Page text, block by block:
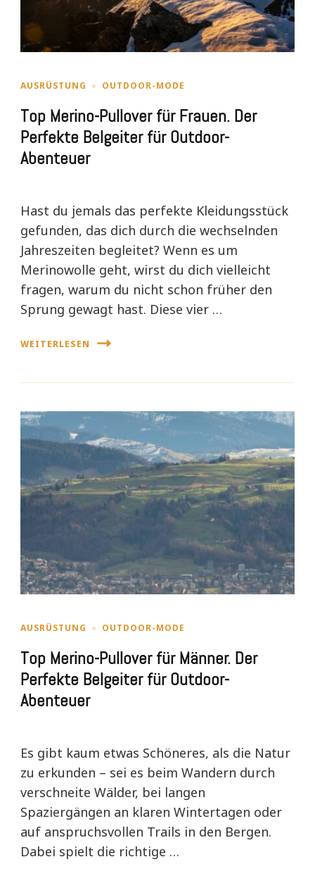
AUSRÜSTUNG OUTDOOR-MODE
Top Merino-Pullover für Frauen. Der
Perfekte Belgeiter für Outdoor-
Abenteuer
Hast du jemals das perfekte Kleidungsstück
gefunden, das dich durch die wechselnden
Jahreszeiten begleitet? Wenn es um
Merinowolle geht, wirst du dich vielleicht
fragen, warum du nicht schon früher den
Sprung gewagt hast. Diese vier …
WEITERLESEN
AUSRÜSTUNG OUTDOOR-MODE
Top Merino-Pullover für Männer. Der
Perfekte Belgeiter für Outdoor-
Abenteuer
Es gibt kaum etwas Schöneres, als die Natur
zu erkunden – sei es beim Wandern durch
verschneite Wälder, bei langen
Spaziergängen an klaren Wintertagen oder
auf anspruchsvollen Trails in den Bergen.
Dabei spielt die richtige …